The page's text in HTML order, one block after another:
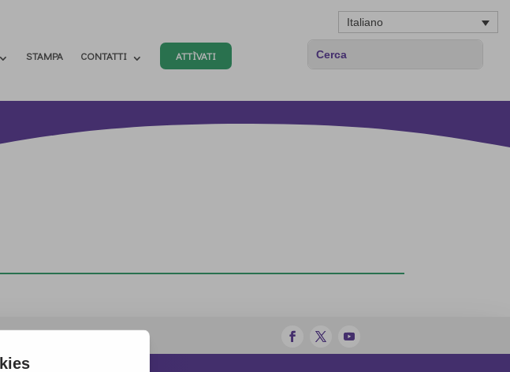
Italiano
STAMPA CONTATTI ATTÌVATI